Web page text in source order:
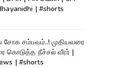
| #shorts
சோக சம்பவம்..! முதியவரை
கொடுத்த நீச்சல் வீரர் |
| #shorts